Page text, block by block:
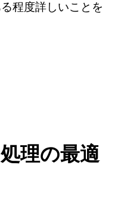
程度詳しいことを
理の最適